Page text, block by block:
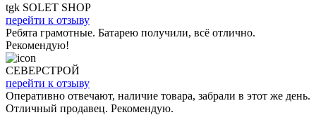
tgk SOLET SHOP
перейти к отзыву
Ребята грамотные. Батарею получили, всё отлично.
Рекомендую!
СЕВЕРСТРОЙ
перейти к отзыву
Оперативно отвечают, наличие товара, забрали в этот же день.
Отличный продавец. Рекомендую.